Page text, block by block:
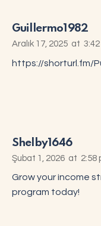
Guillermo1982
Aralık 17, 2025 at
https://shorturl.fm/
Shelby1646
Şubat 1, 2026 at 2:58
Grow your income
program today!